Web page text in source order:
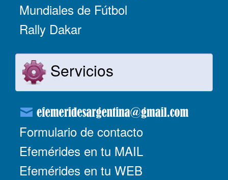
Mundiales de Fútbol
Rally Dakar
Servicios
Formulario de contacto
Efemérides en tu MAIL
Efemérides en tu WEB